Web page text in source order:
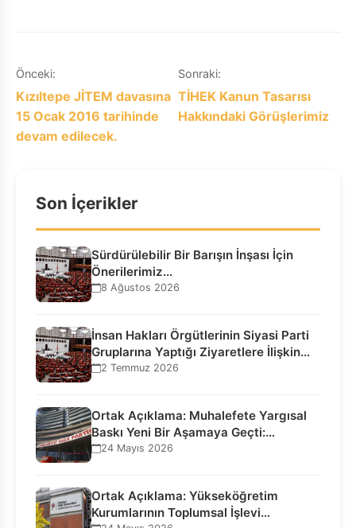
Yazı
gezinmesi
Önceki:
Kızıltepe JİTEM davasına
15 Ocak 2016 tarihinde
devam edilecek.
Sonraki:
TİHEK Kanun Tasarısı
Hakkındaki Görüşlerimiz
Son İçerikler
Sürdürülebilir Bir Barışın İnşası İçin
Önerilerimiz…
8 Ağustos 2026
İnsan Hakları Örgütlerinin Siyasi Parti
Gruplarına Yaptığı Ziyaretlere İlişkin
Bilgilendirme…
2 Temmuz 2026
Ortak Açıklama: Muhalefete Yargısal
Baskı Yeni Bir Aşamaya Geçti:
Seçilmiş…
24 Mayıs 2026
Ortak Açıklama: Yükseköğretim
Kurumlarının Toplumsal İşlevi